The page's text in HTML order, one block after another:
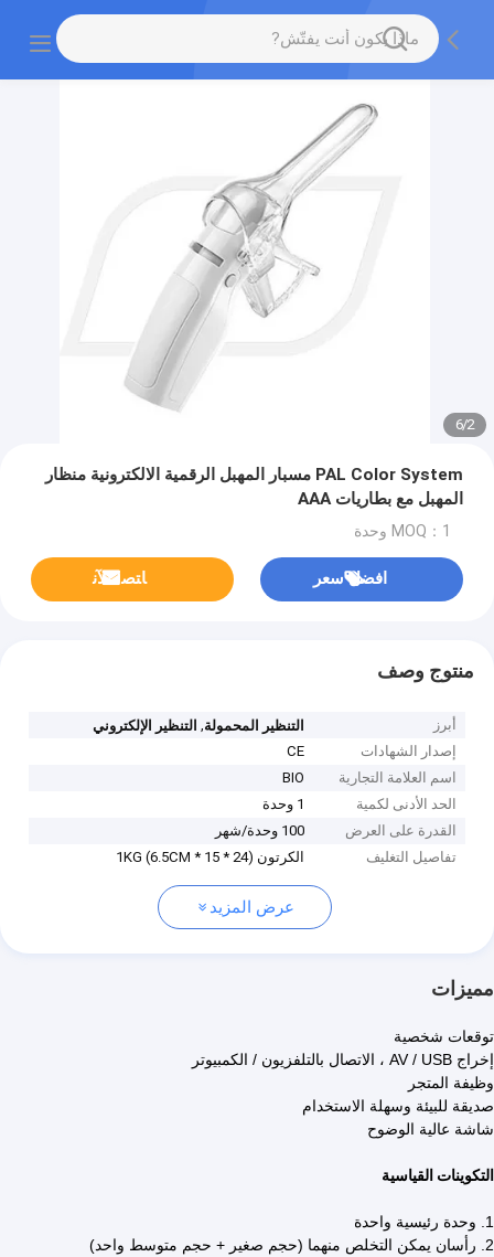
2
/
6
PAL Color System مسبار المهبل الرقمية الالكترونية منظار
المهبل مع بطاريات AAA
MOQ：1 وحدة
افضل سعر ﺎﺘﺼﻟ ﺍﻶﻧ
منتوج وصف
أبرز التنظير المحمولة, التنظير الإلكتروني
إصدار الشهادات
CE
اسم العلامة التجارية
BIO
الحد الأدنى لكمية
1 وحدة
القدرة على العرض
100 وحدة/شهر
تفاصيل التغليف
الكرتون (24 * 15 * 6.5CM) 1KG
عرض المزيد
مميزات
توقعات شخصية
إخراج AV / USB ، الاتصال بالتلفزيون / الكمبيوتر
وظيفة المتجر
صديقة للبيئة وسهلة الاستخدام
شاشة عالية الوضوح
التكوينات القياسية
1. وحدة رئيسية واحدة
2. رأسان يمكن التخلص منهما (حجم صغير + حجم متوسط ​​واحد)